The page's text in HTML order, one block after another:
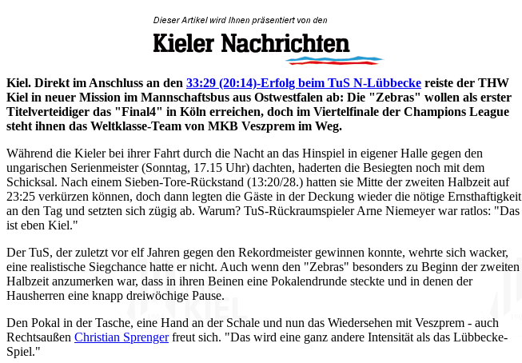
Kiel. Direkt im Anschluss an den 33:29 (20:14)-Erfolg beim TuS N-Lübbecke reiste der THW
Kiel in neuer Mission im Mannschaftsbus aus Ostwestfalen ab: Die "Zebras" wollen als erster
Titelverteidiger das "Final4" in Köln erreichen, doch im Viertelfinale der Champions League
steht ihnen das Weltklasse-Team von MKB Veszprem im Weg.
Während die Kieler bei ihrer Fahrt durch die Nacht an das Hinspiel in eigener Halle gegen den
ungarischen Serienmeister (Sonntag, 17.15 Uhr) dachten, haderten die Besiegten noch mit dem
Schicksal. Nach einem Sieben-Tore-Rückstand (13:20/28.) hatten sie Mitte der zweiten Halbzeit auf
23:25 verkürzen können, doch dann legten die Gäste in der Deckung wieder die nötige Ernsthaftigkeit
an den Tag und setzten sich zügig ab. Warum? TuS-Rückraumspieler Arne Niemeyer war ratlos: "Das
ist eben Kiel."
Der TuS, der zuletzt vor elf Jahren gegen den Rekordmeister gewinnen konnte, wehrte sich wacker,
eine realistische Siegchance hatte er nicht. Auch wenn den "Zebras" besonders zu Beginn der zweiten
Halbzeit anzumerken war, dass in ihren Beinen eine Pokalendrunde steckte und in denen der
Hausherren eine knapp dreiwöchige Pause.
Den Pokal in der Tasche, eine Hand an der Schale und nun das Wiedersehen mit Veszprem - auch
Rechtsaußen Christian Sprengerfreut sich. "Das wird eine ganz andere Intensität als das Lübbecke-
Spiel."